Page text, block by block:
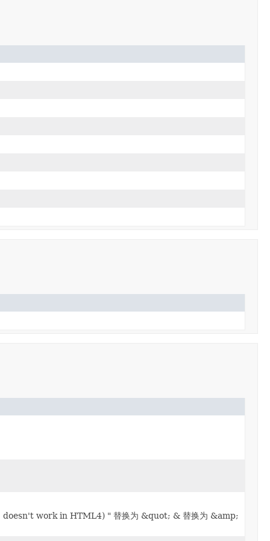
doesn't work in HTML4) " 替换为 &quot; & 替换为 &amp;